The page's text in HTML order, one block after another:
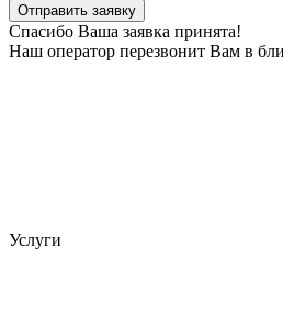
Отправить заявку
Спасибо Ваша заявка принята!
Наш оператор перезвонит Вам в
Услуги